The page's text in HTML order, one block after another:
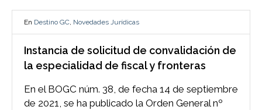
En Destino GC Novedades Jurídicas
Instancia de solicitud de convalidación de
la especialidad de fiscal y fronteras
En el BOGC núm. 38, de fecha 14 de septiembre
de 2021, se ha publicado la Orden General nº